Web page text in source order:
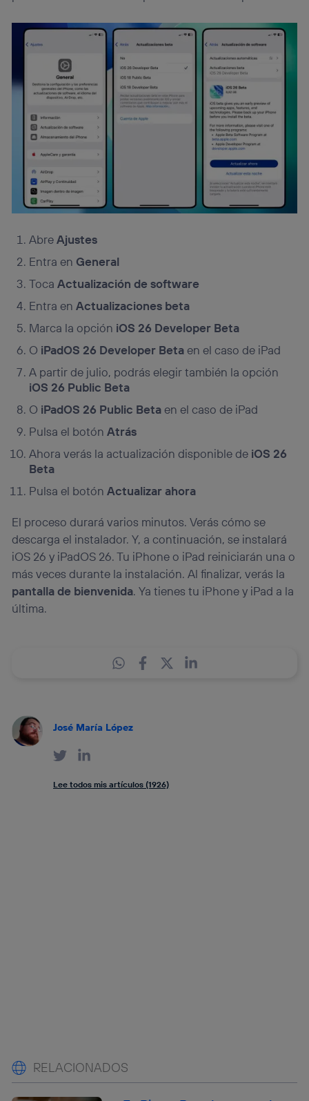
AbreAjustes
Entra en General
TocaActualización de software
Entra enActualizaciones beta
Marca la opción iOS 26 Developer Beta
O iPadOS 26 Developer Betaen el caso de iPad
A partir de julio, podrás elegir también la opción
iOS 26 Public Beta
O iPadOS 26 Public Betaen el caso de iPad
Pulsa el botónAtrás
Ahora verás la actualización disponible de iOS 26
Beta
Pulsa el botónActualizar ahora
El proceso durará varios minutos. Verás cómo se
descarga el instalador. Y, a continuación, se instalará
iOS 26 y iPadOS 26. Tu iPhone o iPad reiniciarán una o
más veces durante la instalación. Al finalizar, verás la
pantalla de bienvenida. Ya tienes tu iPhone y iPad a la
última.
José María López
Lee todos mis artículos (1926)
RELACIONADOS